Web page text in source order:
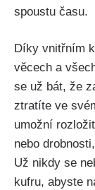
spoustu času.
Díky vnitřním
věcech a
se už bát, že
ztratíte ve
umožní⁤
nebo
⁣Už nikdy se
kufru, abyste